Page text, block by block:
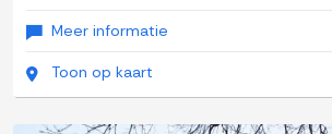
Meer informatie
Toon op kaart